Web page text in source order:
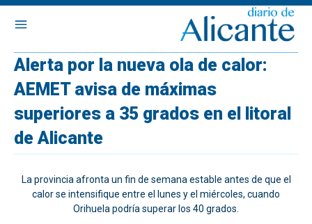
Alerta por la nueva ola de calor:
AEMET avisa de máximas
superiores a 35 grados en el litoral
de Alicante
La provincia afronta un fin de semana estable antes de que el
calor se intensifique entre el lunes y el miércoles, cuando
Orihuela podría superar los 40 grados.